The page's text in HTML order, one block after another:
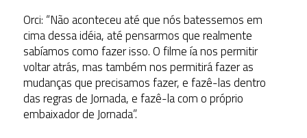
Orci: “Não aconteceu até que nós batessemos em
cima dessa idéia, até pensarmos que realmente
sabíamos como fazer isso. O filme ía nos permitir
voltar atrás, mas também nos permitirá fazer as
mudanças que precisamos fazer, e fazê-las dentro
das regras de Jornada, e fazê-la com o próprio
embaixador de Jornada”.